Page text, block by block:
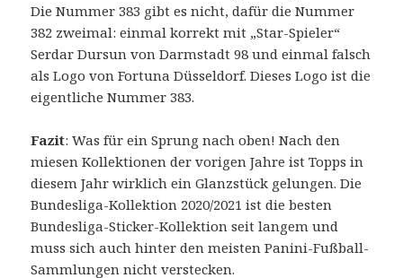
Die Nummer 383 gibt es nicht, dafür die Nummer
382 zweimal: einmal korrekt mit „Star-Spieler“
Serdar Dursun von Darmstadt 98 und einmal falsch
als Logo von Fortuna Düsseldorf. Dieses Logo ist die
eigentliche Nummer 383.
Fazit: Was für ein Sprung nach oben! Nach den
miesen Kollektionen der vorigen Jahre ist Topps in
diesem Jahr wirklich ein Glanzstück gelungen. Die
Bundesliga-Kollektion 2020/2021 ist die besten
Bundesliga-Sticker-Kollektion seit langem und
muss sich auch hinter den meisten Panini-Fußball-
Sammlungen nicht verstecken.